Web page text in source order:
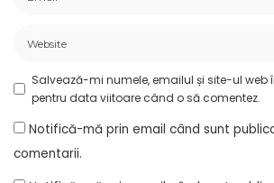
Salvează-mi numele, emailul și site-ul
pentru data viitoare când o să comentez.
Notifică-mă prin email când sunt
comentarii.